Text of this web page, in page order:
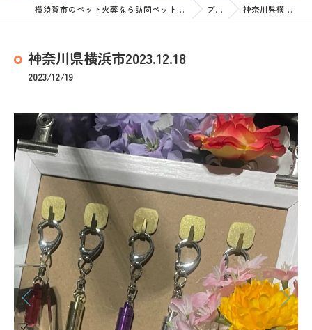
横須賀市のペット火葬なら訪問ペット火葬 ペットメモリアル神奈川 ブログ 神奈川県横浜市2023.12.18
神奈川県横浜市2023.12.18
2023/12/19